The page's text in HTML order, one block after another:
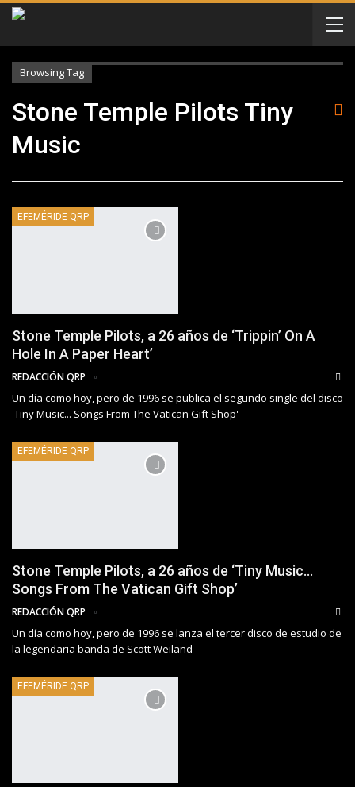
Browsing Tag
Stone Temple Pilots Tiny
Music
EFEMÉRIDE QRP
Stone Temple Pilots, a 26 años de ‘Trippin’ On A
Hole In A Paper Heart’
REDACCIÓN QRP
Un día como hoy, pero de 1996 se publica el segundo single del disco
'Tiny Music... Songs From The Vatican Gift Shop'
EFEMÉRIDE QRP
Stone Temple Pilots, a 26 años de ‘Tiny Music…
Songs From The Vatican Gift Shop’
REDACCIÓN QRP
Un día como hoy, pero de 1996 se lanza el tercer disco de estudio de
la legendaria banda de Scott Weiland
EFEMÉRIDE QRP